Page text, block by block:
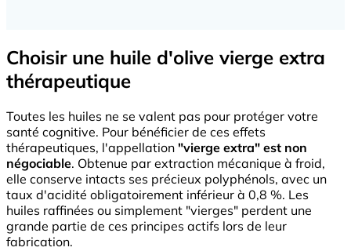
Choisir une huile d'olive vierge extra
thérapeutique
Toutes les huiles ne se valent pas pour protéger votre
santé cognitive. Pour bénéficier de ces effets
thérapeutiques, l'appellation "vierge extra" est non
négociable. Obtenue par extraction mécanique à froid,
elle conserve intacts ses précieux polyphénols, avec un
taux d'acidité obligatoirement inférieur à 0,8 %. Les
huiles raffinées ou simplement "vierges" perdent une
grande partie de ces principes actifs lors de leur
fabrication.